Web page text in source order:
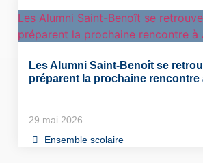
Les Alumni Saint-Benoît se
préparent la prochaine rencontre à
Les Alumni Saint-Benoît se
préparent la prochaine rencontre
29 mai 2026
Ensemble scolaire